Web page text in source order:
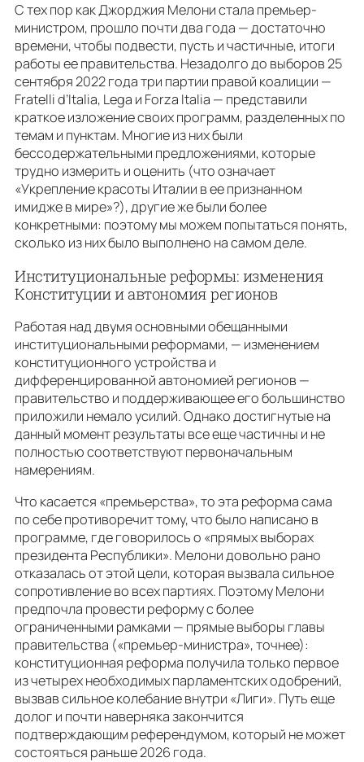
С тех пор как Джорджия Мелони стала премьер-
министром, прошло почти два года — достаточно
времени, чтобы подвести, пусть и частичные, итоги
работы ее правительства. Незадолго до выборов 25
сентября 2022 года три партии правой коалиции —
Fratelli d’Italia, Lega и Forza Italia — представили
краткое изложение своих программ, разделенных по
темам и пунктам. Многие из них были
бессодержательными предложениями, которые
трудно измерить и оценить (что означает
«Укрепление красоты Италии в ее признанном
имидже в мире»?), другие же были более
конкретными: поэтому мы можем попытаться понять,
сколько из них было выполнено на самом деле.
Институциональные реформы: изменения
Конституции и автономия регионов
Работая над двумя основными обещанными
институциональными реформами, — изменением
конституционного устройства и
дифференцированной автономией регионов —
правительство и поддерживающее его большинство
приложили немало усилий. Однако достигнутые на
данный момент результаты все еще частичны и не
полностью соответствуют первоначальным
намерениям.
Что касается «премьерства», то эта реформа сама
по себе противоречит тому, что было написано в
программе, где говорилось о «прямых выборах
президента Республики». Мелони довольно рано
отказалась от этой цели, которая вызвала сильное
сопротивление во всех партиях. Поэтому Мелони
предпочла провести реформу с более
ограниченными рамками — прямые выборы главы
правительства («премьер-министра», точнее):
конституционная реформа получила только первое
из четырех необходимых парламентских одобрений,
вызвав сильное колебание внутри «Лиги». Путь еще
долог и почти наверняка закончится
подтверждающим референдумом, который не может
состояться раньше 2026 года.